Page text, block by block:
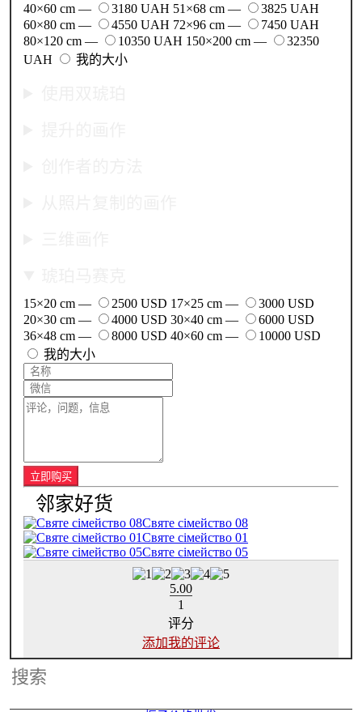
40×60 cm —
3180 UAH 51×68 cm —
3825 UAH
60×80 cm —
4550 UAH 72×96 cm —
7450 UAH
80×120 cm —
10350 UAH 150×200 cm —
32350
UAH
我的大小
15×20 cm — 2500 USD 17×25 cm —
3000 USD
20×30 cm —
4000 USD 30×40 cm —
6000 USD
36×48 cm —
8000 USD 40×60 cm —
10000 USD
我的大小
Святе сімейство 08
Святе сімейство 01
Святе сімейство 05
5.00
1
评分
添加我的评论